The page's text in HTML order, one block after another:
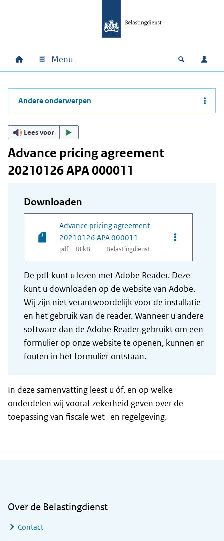
Hoofdnavigatie
Home Menu Open
Andere onderwerpen
Lees voor
Advance pricing agreement
20210126 APA 000011
Downloaden
Advance pricing agreement
20210126 APA 000011
pdf - 18 kB Belastingdienst
Opties van
De pdf kunt u lezen met Adobe Reader. Deze
kunt u downloaden op de website van Adobe.
Wij zijn niet verantwoordelijk voor de installatie
en het gebruik van de reader. Wanneer u andere
software dan de Adobe Reader gebruikt om een
formulier op onze website te openen, kunnen er
fouten in het formulier ontstaan.
In deze samenvatting leest u óf, en op welke
onderdelen wij vooraf zekerheid geven over de
toepassing van fiscale wet- en regelgeving.
Over de Belastingdienst
Contact